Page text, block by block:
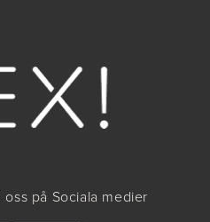
på Sociala medier